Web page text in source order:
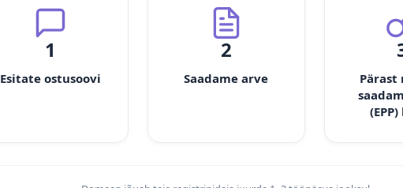
1
Esitate ostusoovi
2
Saadame arve
Pärast